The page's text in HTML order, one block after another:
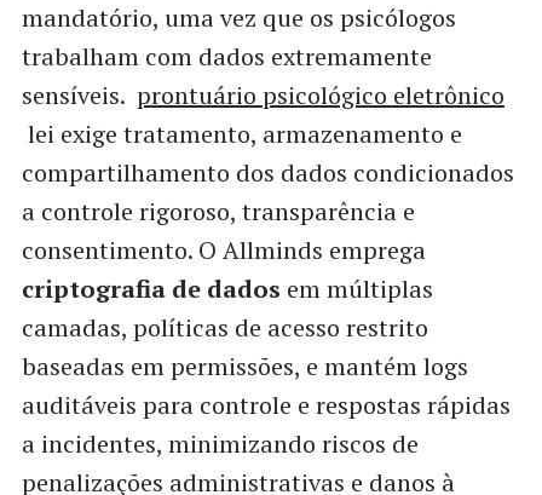
mandatório, uma vez que os psicólogos
trabalham com dados extremamente
sensíveis. prontuário psicológico eletrônico
lei exige tratamento, armazenamento e
compartilhamento dos dados condicionados
a controle rigoroso, transparência e
consentimento. O Allminds emprega
criptografia de dados em múltiplas
camadas, políticas de acesso restrito
baseadas em permissões, e mantém logs
auditáveis para controle e respostas rápidas
a incidentes, minimizando riscos de
penalizações administrativas e danos à